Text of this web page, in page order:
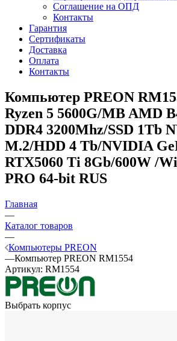
Соглашение на ОПД
Контакты
Гарантия
Сертификаты
Доставка
Оплата
Контакты
Компьютер PREON
Ryzen 5 5600G/MB AMD
DDR4 3200Mhz/SSD 1Tb
M.2/HDD 4 Tb/NVIDIA
RTX5060 Ti 8Gb/600W /
PRO 64-bit RUS
Главная
—
Каталог товаров
—
Компьютеры PREON
—Компьютер PREON RM1554
Артикул: RM1554
Выбрать корпус